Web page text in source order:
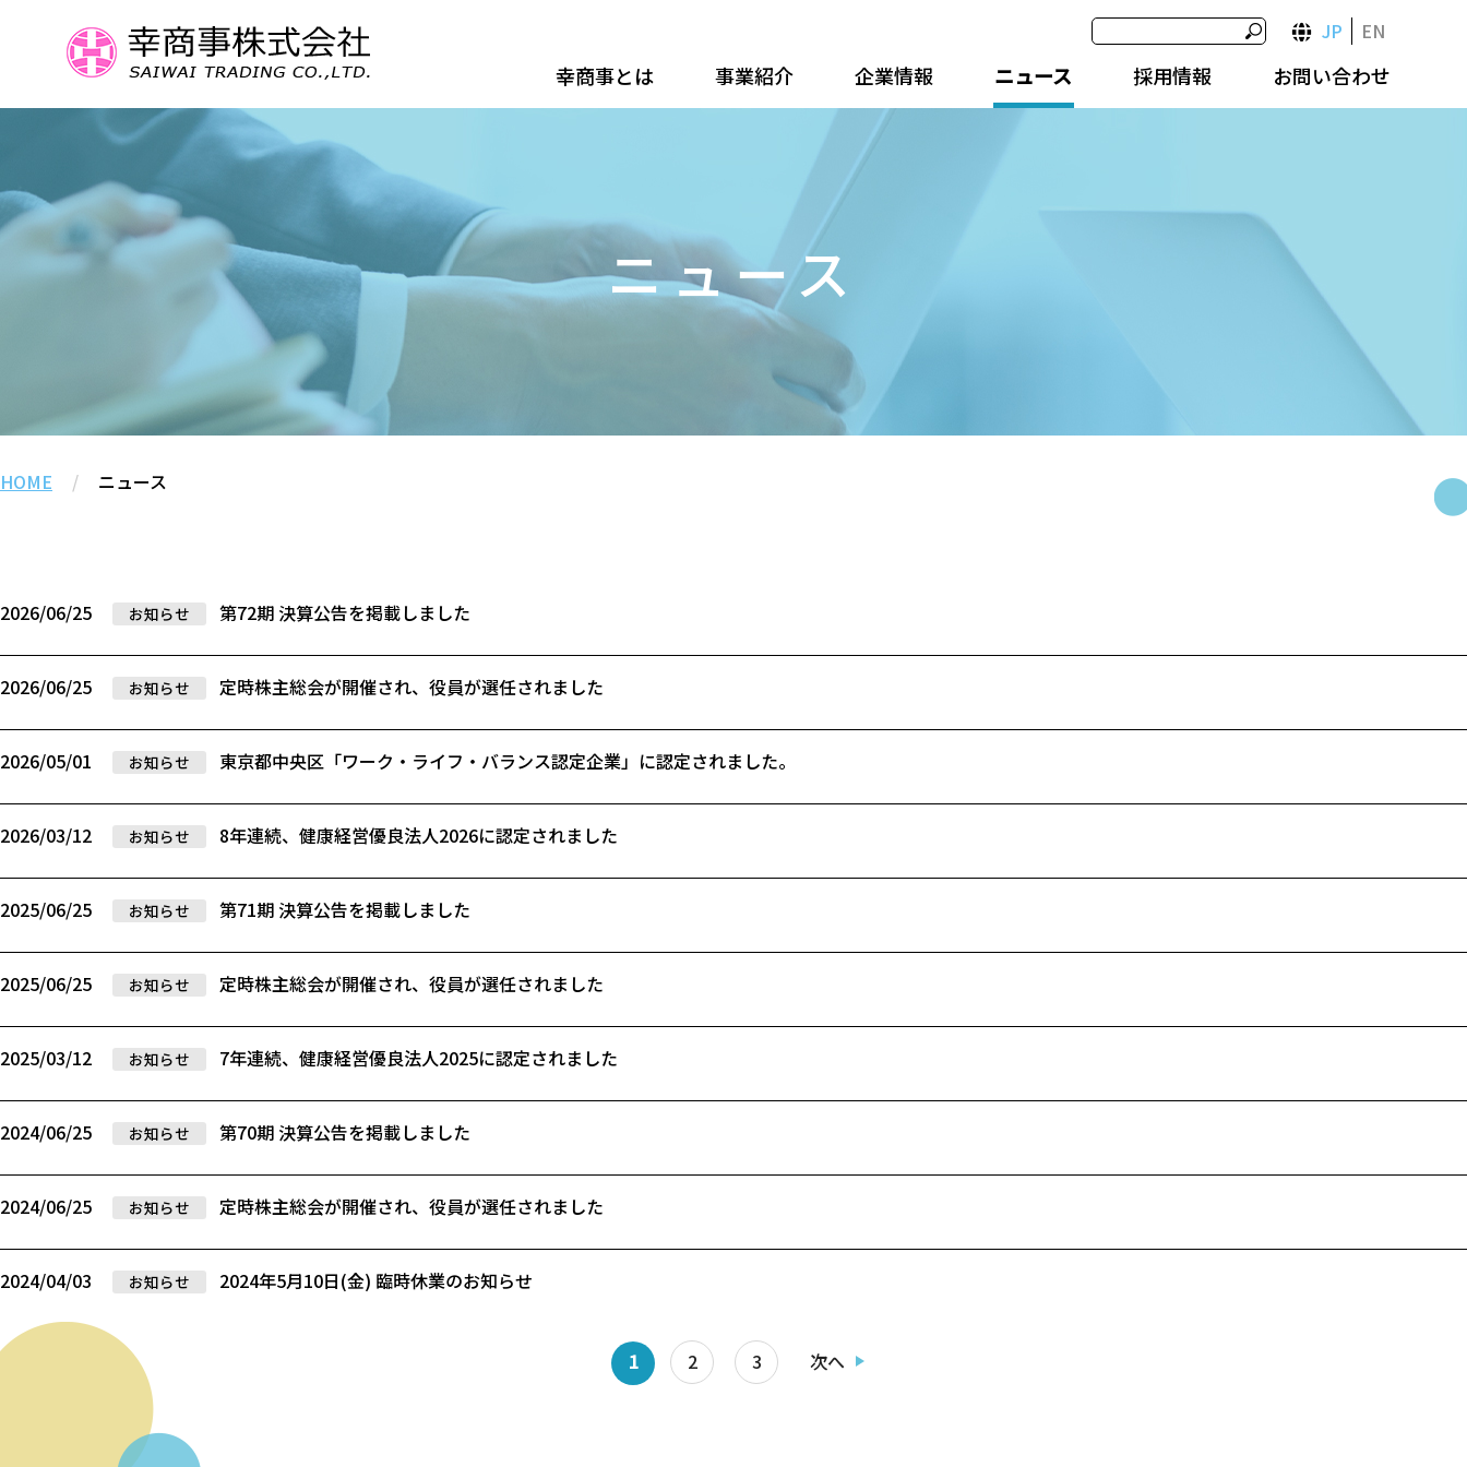
JP EN
幸商事とは 事業紹介 企業情報 ニュース 採用情報 お問い合わせ
ニュース
HOME / ニュース
2026/06/25 お知らせ 第72期 決算公告を掲載しました
2026/06/25 お知らせ 定時株主総会が開催され、役員が選任されました
2026/05/01 お知らせ 東京都中央区「ワーク・ライフ・バランス認定企業」に認定されました。
2026/03/12 お知らせ 8年連続、健康経営優良法人2026に認定されました
2025/06/25 お知らせ 第71期 決算公告を掲載しました
2025/06/25 お知らせ 定時株主総会が開催され、役員が選任されました
2025/03/12 お知らせ 7年連続、健康経営優良法人2025に認定されました
2024/06/25 お知らせ 第70期 決算公告を掲載しました
2024/06/25 お知らせ 定時株主総会が開催され、役員が選任されました
2024/04/03 お知らせ 2024年5月10日(金) 臨時休業のお知らせ
1 2 3 次へ